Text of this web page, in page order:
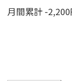
月間累計 -2,200